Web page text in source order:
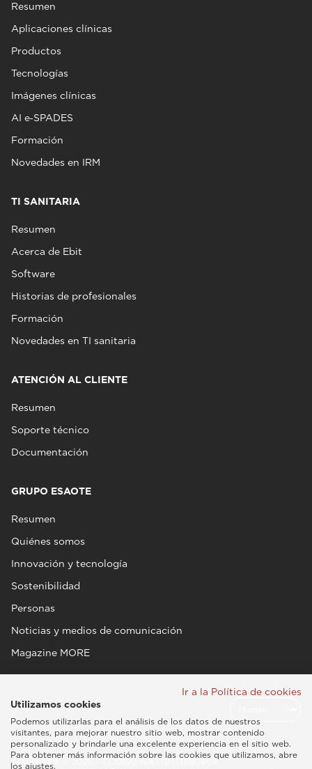
Resumen
Aplicaciones clínicas
Productos
Tecnologías
Imágenes clínicas
AI e‑SPADES
Formación
Novedades en IRM
TI SANITARIA
Resumen
Acerca de Ebit
Software
Historias de profesionales
Formación
Novedades en TI sanitaria
ATENCIÓN AL CLIENTE
Resumen
Soporte técnico
Documentación
GRUPO ESAOTE
Resumen
Quiénes somos
Innovación y tecnología
Sostenibilidad
Personas
Noticias y medios de comunicación
Magazine MORE
Esaote SPA © 2026 - CÓDIGO IVA IT05131180969
Ir a la Política de cookies
Utilizamos cookies
Podemos utilizarlas para el análisis de los datos de nuestros
visitantes, para mejorar nuestro sitio web, mostrar contenido
personalizado y brindarle una excelente experiencia en el sitio web.
Para obtener más información sobre las cookies que utilizamos, abre
los ajustes.